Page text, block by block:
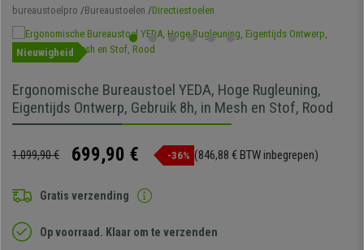
bureaustoelpro Bureaustoelen Directiestoelen
Nieuwigheid
Ergonomische Bureaustoel YEDA, Hoge Rugleuning,
Eigentijds Ontwerp, Gebruik 8h, in Mesh en Stof, Rood
1.099,90 € 699,90 € -36% (846,88 € BTW inbegrepen)
Gratis verzending
Op voorraad. Klaar om te verzenden